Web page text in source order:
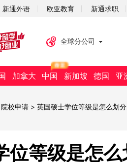
新通外语 欧亚教育 新通求职
全球分公司
加拿大 中国 新加坡 德国 亚
院校申请 > 英国硕士学位等级是怎么划
位等级是怎